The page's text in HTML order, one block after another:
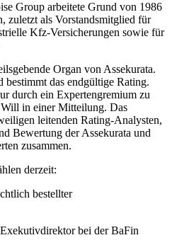
Group arbeitete Grund von 1986
zuletzt als Vorstandsmitglied für
Kfz-Versicherungen sowie für
Organ von Assekurata.
bestimmt das endgültige Rating.
durch ein Expertengremium zu
in einer Mitteilung. Das
leitenden Rating-Analysten,
Bewertung der Assekurata und
zusammen.
derzeit:
bestellter
bei der BaFin